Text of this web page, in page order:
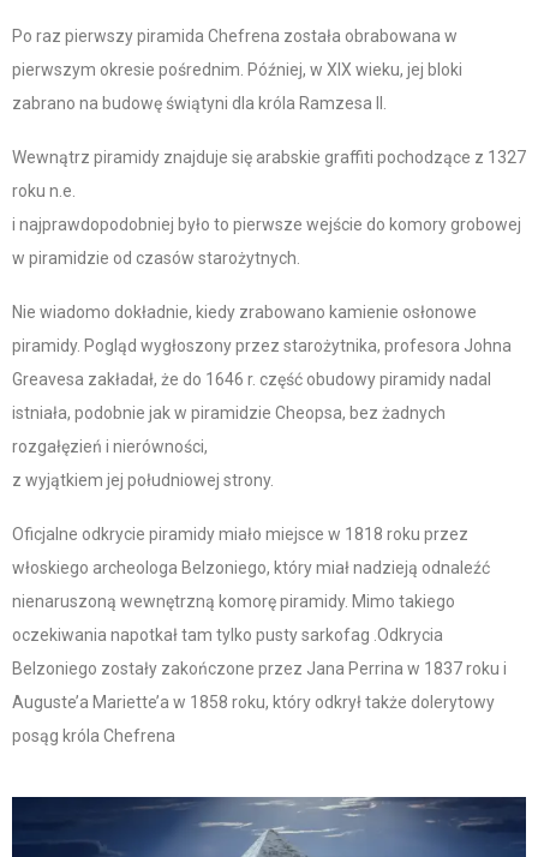
Po raz pierwszy piramida Chefrena została obrabowana w
pierwszym okresie pośrednim. Później, w XIX wieku, jej bloki
zabrano na budowę świątyni dla króla Ramzesa II.
Wewnątrz piramidy znajduje się arabskie graffiti pochodzące z 1327
roku n.e.
i najprawdopodobniej było to pierwsze wejście do komory grobowej
w piramidzie od czasów starożytnych.
Nie wiadomo dokładnie, kiedy zrabowano kamienie osłonowe
piramidy. Pogląd wygłoszony przez starożytnika, profesora Johna
Greavesa zakładał, że do 1646 r. część obudowy piramidy nadal
istniała, podobnie jak w piramidzie Cheopsa, bez żadnych
rozgałęzień i nierówności,
z wyjątkiem jej południowej strony.
Oficjalne odkrycie piramidy miało miejsce w 1818 roku przez
włoskiego archeologa Belzoniego, który miał nadzieją odnaleźć
nienaruszoną wewnętrzną komorę piramidy. Mimo takiego
oczekiwania napotkał tam tylko pusty sarkofag .Odkrycia
Belzoniego zostały zakończone przez Jana Perrina w 1837 roku i
Auguste’a Mariette’a w 1858 roku, który odkrył także dolerytowy
posąg króla Chefrena